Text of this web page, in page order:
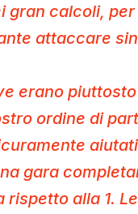
gran calcoli,
attaccare
erano
ordine di
gara
rispetto alla 1.